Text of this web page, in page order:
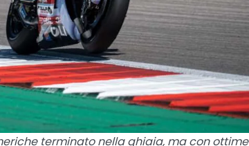
terminato nella ghiaia, ma con ottime